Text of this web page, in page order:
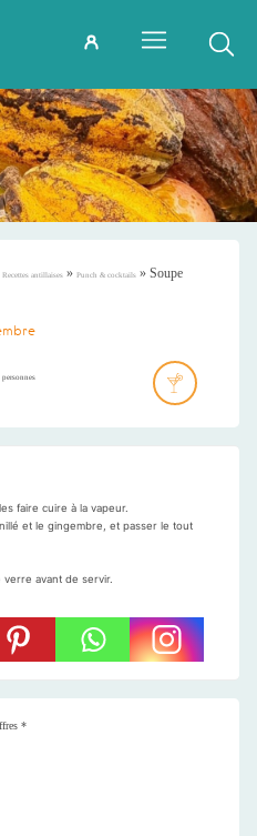
Recettes antillaises » Punch & cocktails » Soupe
faire cuire à la vapeur.
et le gingembre, et passer le tout
avant de servir.
*